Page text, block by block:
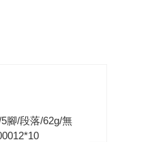
腳/段落/62g/無